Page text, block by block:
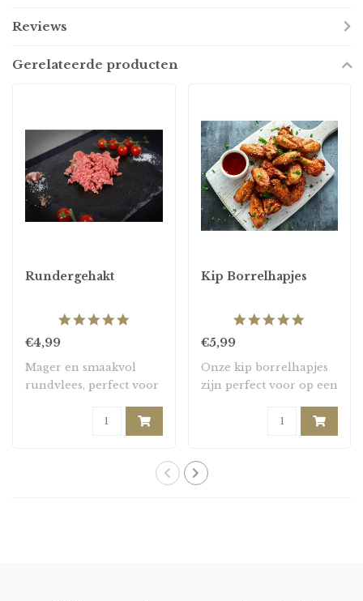
Reviews
Gerelateerde producten
Rundergehakt
5.0
€4,99
Mager en smaakvol
rundvlees, perfect voor
Kip Borrelhapjes
€5,99
Onze kip borrelhapjes
zijn perfect voor op een